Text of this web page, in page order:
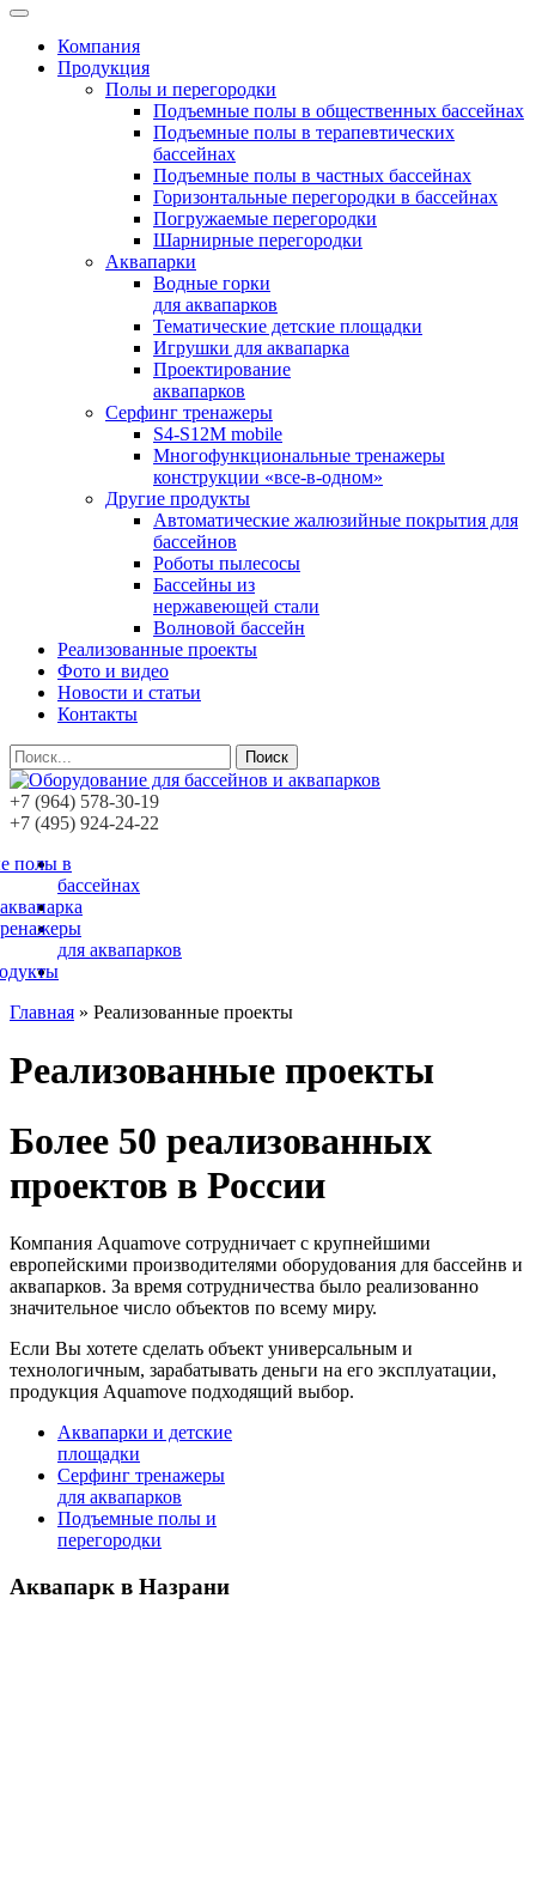
Компания
Продукция
Полы и перегородки
Подъемные полы в общественных бассейнах
Подъемные полы в терапевтических
бассейнах
Подъемные полы в частных бассейнах
Горизонтальные перегородки в бассейнах
Погружаемые перегородки
Шарнирные перегородки
Аквапарки
Водные горки
для аквапарков
Тематические детские площадки
Игрушки для аквапарка
Проектирование
аквапарков
Серфинг тренажеры
S4-S12M mobile
Многофункциональные тренажеры
конструкции «все-в-одном»
Другие продукты
Автоматические жалюзийные покрытия для
бассейнов
Роботы пылесосы
Бассейны из
нержавеющей стали
Волновой бассейн
Реализованные проекты
Фото и видео
Новости и статьи
Контакты
Поиск
+7 (964) 578-30-19
+7 (495) 924-24-22
полы в
бассейнах
для аквапарков
Главная » Реализованные проекты
Реализованные проекты
Более 50 реализованных
проектов в России
Компания Aquamove сотрудничает с крупнейшими
европейскими производителями оборудования для бассейнв и
аквапарков. За время сотрудничества было реализованно
значительное число объектов по всему миру.
Если Вы хотете сделать объект универсальным и
технологичным, зарабатывать деньги на его эксплуатации,
продукция Aquamove подходящий выбор.
Аквапарки и детские
площадки
Серфинг тренажеры
для аквапарков
Подъемные полы и
перегородки
Аквапарк в Назрани